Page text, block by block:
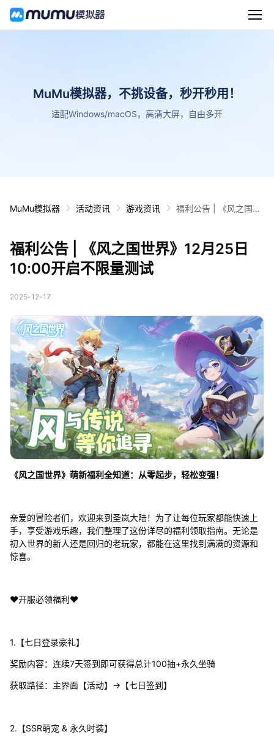
MuMu模拟器，不挑设备，秒开秒用！
适配Windows/macOS，高清大屏，自由多开
MuMu模拟器 活动资讯 游戏资讯
福利公告 | 《风之国世
福利公告 | 《风之国世界》12月25日
10:00开启不限量测试
2025-12-17
《风之国世界》萌新福利全知道：从零起步，轻松变强！
亲爱的冒险者们，欢迎来到圣岚大陆！为了让每位玩家都能快速上
手，享受游戏乐趣，我们整理了这份详尽的福利领取指南。无论是
初入世界的新人还是回归的老玩家，都能在这里找到满满的资源和
惊喜。
❤开服必领福利❤
1.【七日登录豪礼】
奖励内容：连续7天签到即可获得总计100抽+永久坐骑
获取路径：主界面【活动】→【七日签到】
2.【SSR萌宠 & 永久时装】